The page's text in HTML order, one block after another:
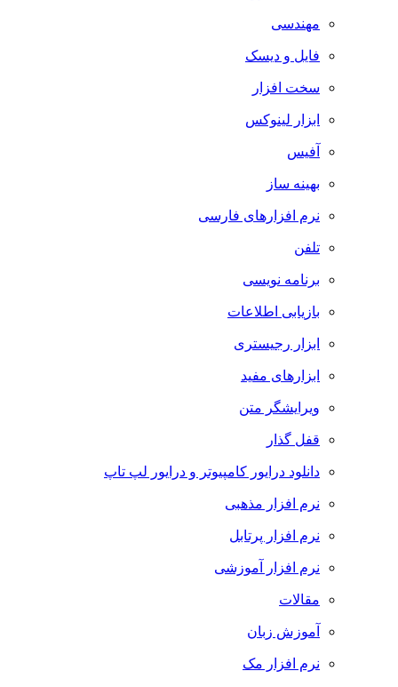
مهندسی
فایل و دیسک
سخت افزار
ابزار لینوکس
آفیس
بهینه ساز
نرم افزارهای فارسی
تلفن
برنامه نویسی
بازیابی اطلاعات
ابزار رجیستری
ابزارهای مفید
ویرایشگر متن
قفل گذار
دانلود درایور کامپیوتر و درایور لپ تاپ
نرم افزار مذهبی
نرم افزار پرتابل
نرم افزار آموزشی
مقالات
آموزش زبان
نرم افزار مک